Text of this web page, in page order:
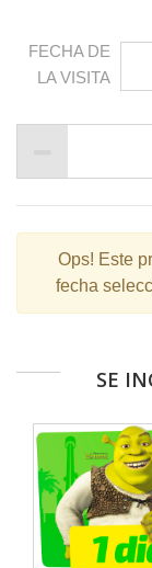
FECHA DE
LA VISITA
Ops! Este
fecha
SE